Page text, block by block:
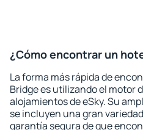
¿Cómo encontrar un
La forma más rápida de
Bridge es utilizando el motor
alojamientos de eSky. Su
se incluyen una gran
garantía segura de que